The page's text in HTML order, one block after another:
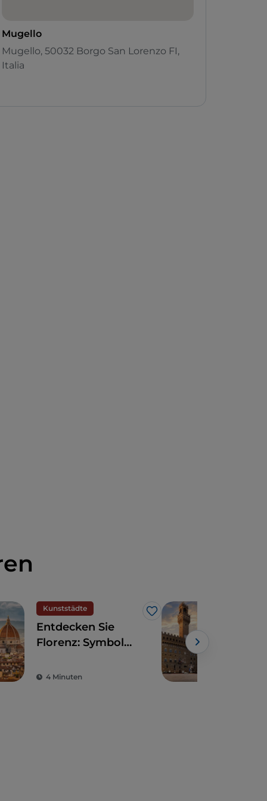
Mugello
Mugello, 50032 Borgo San Lorenzo FI,
Italia
Kunststädte
Like
Entdecken Sie
Florenz: Symbol
4 Minuten